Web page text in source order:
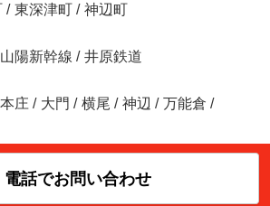
/ 東深津町 / 神辺町
山陽新幹線 / 井原鉄道
庄 / 大門 / 横尾 / 神辺 / 万能倉 /
電話でお問い合わせ